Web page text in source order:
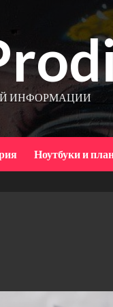
ИНФОРМАЦИИ
Ноутбуки и